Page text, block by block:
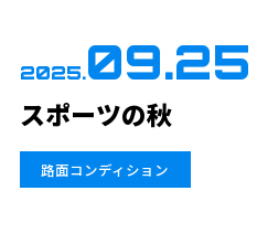
2025.09.25
スポーツの秋
路面コンディション